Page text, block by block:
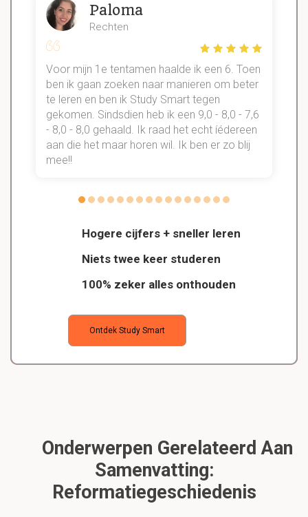
Hogere cijfers + sneller leren
Niets twee keer studeren
100% zeker alles onthouden
Ontdek Study Smart
Paloma
Rechten
Voor mijn 1e tentamen haalde ik een 6. Toen
ben ik gaan zoeken naar manieren om beter
te leren en ben ik Study Smart tegen
gekomen. Sindsdien heb ik een 9,0 - 8,0 - 7,6
- 8,0 - 8,0 gehaald. Ik raad het echt íédereen
aan die het maar horen wil. Ik ben er zo blij
mee!!
Onderwerpen Gerelateerd Aan
Samenvatting:
Reformatiegeschiedenis